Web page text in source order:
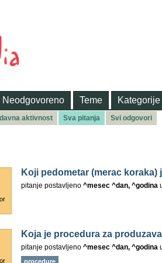
Neodgovoreno Teme Kategorije
aktivnost Sva pitanja Svi odgovori
Koji pedometar (merac koraka)
pitanje postavljeno ^mesec ^dan, ^godina
Koja je procedura za
pitanje postavljeno ^mesec ^dan, ^godina
procedure